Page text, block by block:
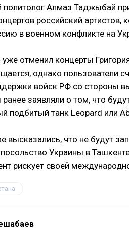
политолог Алмаз Таджыбай
российский артистов,
в военном конфликте на
уже отменил концерты
однако пользователи
войск РФ со стороны
заявляли о том, что
подбитый танк Leopard или
высказались, что не будут
посольство Украины в
рискует своей